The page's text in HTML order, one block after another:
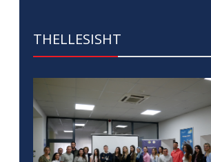
THELLESISHT